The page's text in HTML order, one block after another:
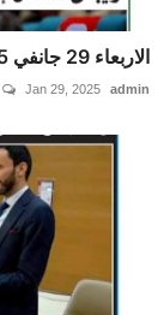
الاربعاء 29 جانفي 2025
admin
Jan 29, 2025